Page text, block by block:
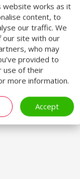
website works as it
content, to
our traffic. We
our site with our
who may
provided to
use of their
more information.
Accept